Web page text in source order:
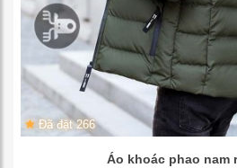
Đã đặt 266
Áo khoác phao nam